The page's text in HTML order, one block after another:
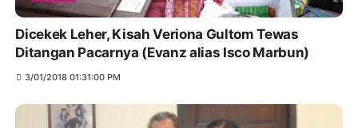
Dicekek Leher, Kisah Veriona Gultom Tewas
Ditangan Pacarnya (Evanz alias Isco Marbun)
3/01/2018 01:31:00 PM